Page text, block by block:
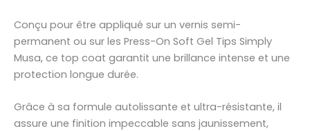
Conçu pour être appliqué sur un vernis semi-
permanent ou sur les Press-On Soft Gel Tips Simply
Musa, ce top coat garantit une brillance intense et une
protection longue durée.
Grâce à sa formule autolissante et ultra-résistante, il
assure une finition impeccable sans jaunissement,